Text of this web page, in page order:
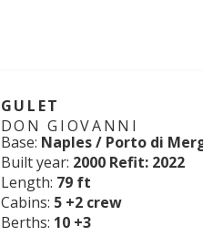
GULET
DON GIOVANNI
Base: Naples / Porto di
Built year: 2000 Refit: 2022
Length: 79 ft
Cabins: 5 +2 crew
Berths: 10 +3